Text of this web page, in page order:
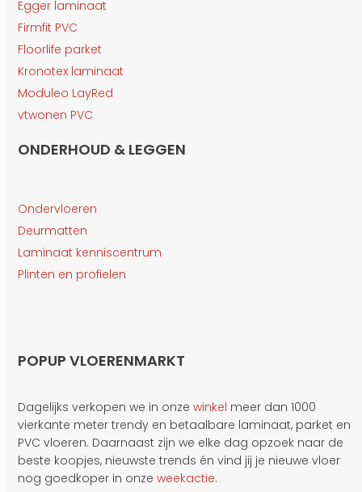
Egger laminaat
Firmfit PVC
Floorlife parket
Kronotex laminaat
Moduleo LayRed
vtwonen PVC
ONDERHOUD & LEGGEN
Ondervloeren
Deurmatten
Laminaat kenniscentrum
Plinten en profielen
POPUP VLOERENMARKT
Dagelijks verkopen we in onzewinkel meer dan 1000
vierkante meter trendy en betaalbare laminaat, parket en
PVC vloeren. Daarnaast zijn we elke dag opzoek naar de
beste koopjes, nieuwste trends én vind jij je nieuwe vloer
nog goedkoper in onzeweekactie.